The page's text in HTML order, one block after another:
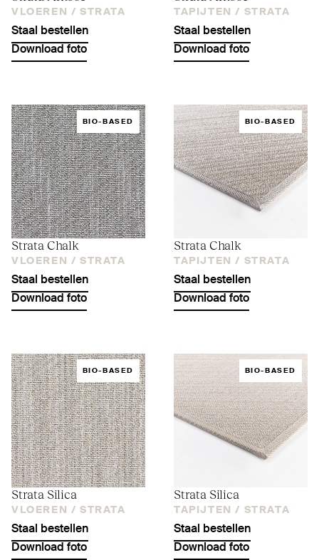
VLOEREN / STRATA
Staal bestellen
Download foto
TAPIJTEN / STRATA
Staal bestellen
Download foto
BIO-BASED
Strata Chalk
VLOEREN / STRATA
Staal bestellen
Download foto
BIO-BASED
Strata Chalk
TAPIJTEN / STRATA
Staal bestellen
Download foto
BIO-BASED
Strata Silica
VLOEREN / STRATA
Staal bestellen
Download foto
BIO-BASED
Strata Silica
TAPIJTEN / STRATA
Staal bestellen
Download foto